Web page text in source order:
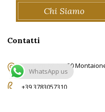
Chi Siamo
Contatti
Via Torri 62, 50050
+39 3783057310
WhatsApp us